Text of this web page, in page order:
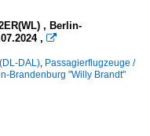
, Berlin-
, 
DAL), Passagierflugzeuge /
Brandenburg "Willy Brandt"